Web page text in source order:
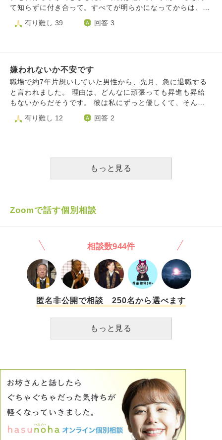
かりません。あれほど気持ちを伝えてくれていたのに、もう
話せないのでしょうか。彼の気持ちがわかりません。私は他
の人を探す気持ちにもなれないので、結婚相談所も退会予定
ん。 でも彼の事を尊重し別れは受け入れるしかありません
ったしまた戻る事も難しいとはっきり言われましたが、どこ
と良いのでしょうか？ また彼との縁は切れたと思った方が
良いのでしょうか？ 長くなりすみませんが、よろしくお願
いします。
て知らずに付き合って。すべてが明らかになってからは、相
手の人優先で、私はただの浮気相手としか思われてないのは
わかっていました。 でも、彼の甘い言葉に期待してしまっ
た。 彼は予想通り、わかったの一言でおしまい。 自分から
言ったけど、やっぱりすごく今辛いです。なのに涙の一滴も
出てこない。 自分の感情がわからない。 そして、数日後か
らは、また同じ職場で彼と何事もなかったかのように、一緒
だろうか？ これでよかったのか、私は後悔しないのか。勢
しようと、やっと言えたんです。 いつか心の底から、これ
でよかったと思える日は来るのでしょうか？ 今はまだ未練
すみません。
有り難し 39 回答 3
嫌われないか不安です
職場で約7年片想いしていた男性から、先月、急に退職する
と言われました。 理由は、どんなに頑張っても昇進も昇給
もないからだそうです。 彼は私にずっと優しくて、そんな
優しさに惹かれた私はずっと彼のことが好きでした。 彼
は、「オレのこと好きなのは知ってた。オレみたいな奴を好
ら探してみな。オレのこと好きでいても時間の無駄だから」
駄と言われても、私はそれでも彼のことが好きだし、置いて
いかないでほしいと思います。 職場のいじめに耐えてきた
は私にはありません。 私の気持ちを受け止めてもらえない
以上、諦めないといけないことは わかっています。 でも
辛い。諦めたくない。 何故かというと、この職場では私が
彼に近付けないよう、彼と私が仲良くなれないように、いち
いち騒ぎ立てて邪魔する女性たち(既婚者ですが、男好きと
噂されてます) がいたからです。 彼女たちの邪魔がなけれ
良くなろうと彼女たちには関係ないので、そこに賭けたいと
思ってしまいます。 私は彼の連絡先を知らないので、彼が
てほしい。たまにお茶をしたり、遊んだりしたいと。 鬱陶
しいと思われるでしょうか？ 嫌われないか、不安です。
読んでくださってありがとうございました。
有り難し 12 回答 2
もっと見る
Zoomで話す個別相談
相談数944件
匿名非公開で相談 250名から選べます
もっと見る